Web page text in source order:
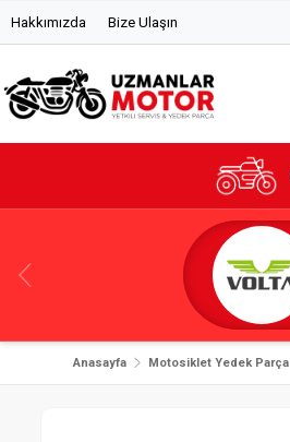
Hakkımızda Bize Ulaşın
Anasayfa Motosiklet Yedek Parça